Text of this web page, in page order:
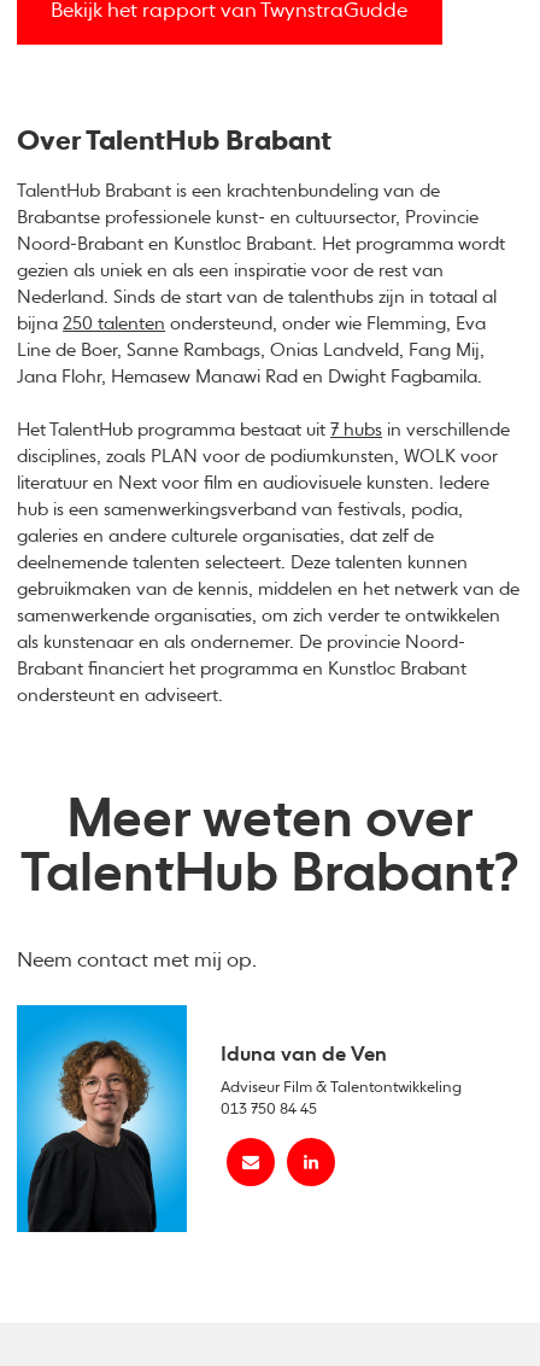
Bekijk het rapport van TwynstraGudde
Over TalentHub Brabant
TalentHub Brabant is een krachtenbundeling van de
Brabantse professionele kunst- en cultuursector, Provincie
Noord-Brabant en Kunstloc Brabant. Het programma wordt
gezien als uniek en als een inspiratie voor de rest van
Nederland. Sinds de start van de talenthubs zijn in totaal al
bijna250 talenten ondersteund, onder wie Flemming, Eva
Line de Boer, Sanne Rambags, Onias Landveld, Fang Mij,
Jana Flohr, Hemasew Manawi Rad en Dwight Fagbamila.
Het TalentHub programma bestaat uit 7 hubs in verschillende
disciplines, zoals PLAN voor de podiumkunsten, WOLK voor
literatuur en Next voor film en audiovisuele kunsten. Iedere
hub is een samenwerkingsverband van festivals, podia,
galeries en andere culturele organisaties, dat zelf de
deelnemende talenten selecteert. Deze talenten kunnen
gebruikmaken van de kennis, middelen en het netwerk van de
samenwerkende organisaties, om zich verder te ontwikkelen
als kunstenaar en als ondernemer. De provincie Noord-
Brabant financiert het programma en Kunstloc Brabant
ondersteunt en adviseert.
Meer weten over
TalentHub Brabant?
Neem contact met mij op.
Iduna van de Ven
Adviseur Film & Talentontwikkeling
013 750 84 45